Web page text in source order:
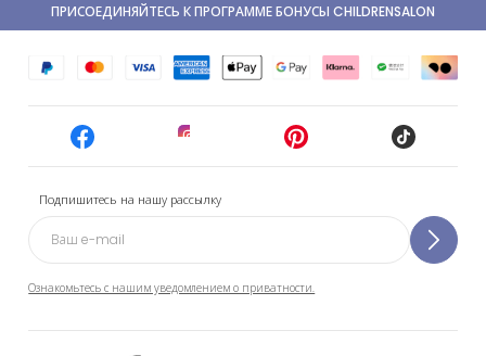
Подпишитесь на нашу рассылку
Ознакомьтесь с нашим уведомлением о приватности.
ПРИСОЕДИНЯЙТЕСЬ К ПРОГРАММЕ БОНУСЫ CHILDRENSALON